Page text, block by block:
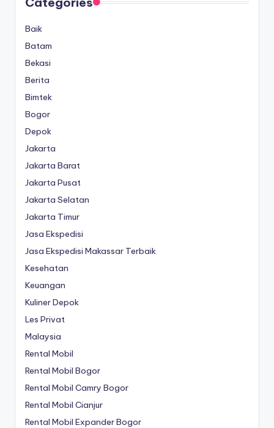
Baik
Batam
Bekasi
Berita
Bimtek
Bogor
Depok
Jakarta
Jakarta Barat
Jakarta Pusat
Jakarta Selatan
Jakarta Timur
Jasa Ekspedisi
Jasa Ekspedisi Makassar Terbaik
Kesehatan
Keuangan
Kuliner Depok
Les Privat
Malaysia
Rental Mobil
Rental Mobil Bogor
Rental Mobil Camry Bogor
Rental Mobil Cianjur
Rental Mobil Expander Bogor